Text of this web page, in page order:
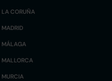
LA CORUÑA
MADRID
MÁLAGA
MALLORCA
MURCIA